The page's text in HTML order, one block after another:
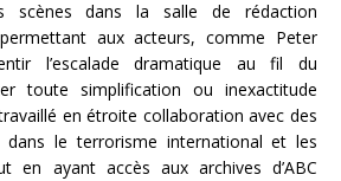
scènes dans la salle de rédaction
aux acteurs, comme Peter
l’escalade dramatique au fil du
toute simplification ou inexactitude
en étroite collaboration avec des
dans le terrorisme international et les
en ayant accès aux archives d’ABC